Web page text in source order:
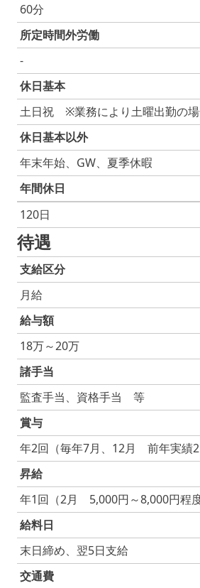
60分
所定時間外労働
-
休日基本
土日祝 ※業務により土曜出勤の場
休日基本以外
年末年始、GW、夏季休暇
年間休日
120日
待遇
支給区分
月給
給与額
18万～20万
諸手当
監査手当、資格手当 等
賞与
年2回（毎年7月、12月 前年実績2
昇給
年1回（2月 5,000円～8,000円程度
給料日
末日締め、翌5日支給
交通費